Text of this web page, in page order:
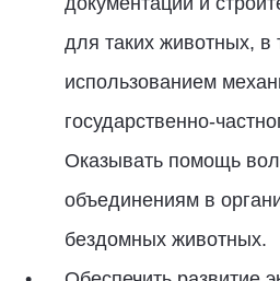
для таких животных, в
использованием
государственно-
Оказывать помощь
объединениям в
бездомных животных.